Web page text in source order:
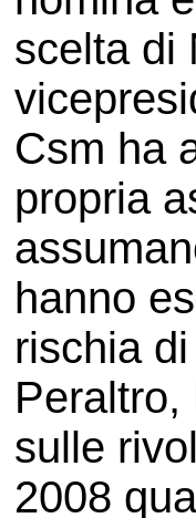
scelta di
Csm ha
propria
hanno
rischia
Peraltro,
sulle
2008